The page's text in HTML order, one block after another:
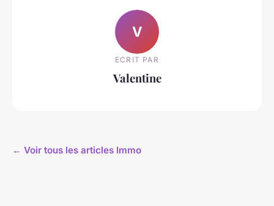
V
ECRIT PAR
Valentine
← Voir tous les articles Immo